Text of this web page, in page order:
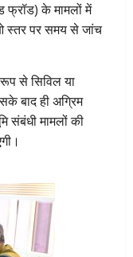
फ्रॉड) के मामलों में
स्तर पर समय से जांच
से सिविल या
बाद ही अग्रिम
संबंधी मामलों की